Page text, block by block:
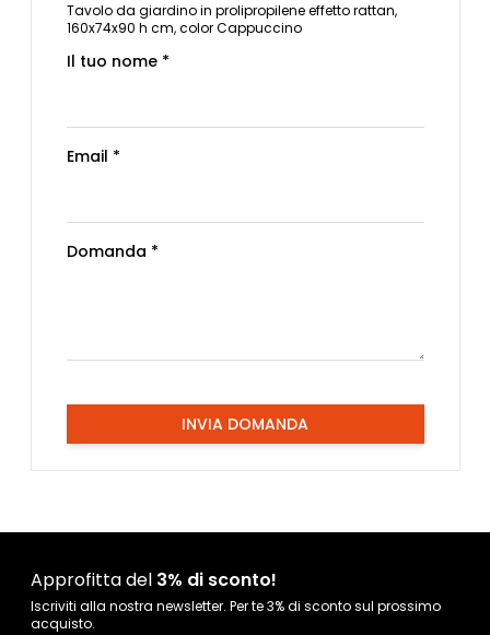
Tavolo da giardino in prolipropilene effetto rattan,
160x74x90 h cm, color Cappuccino
Il tuo nome *
Email *
Domanda *
INVIA DOMANDA
Approfitta del 3% di sconto!
Iscriviti alla nostra newsletter. Per te 3% di sconto sul prossimo
acquisto.